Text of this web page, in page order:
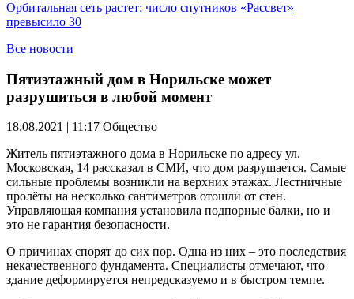
Орбитальная сеть растет: число спутников «Рассвет»
превысило 30
Все новости
Пятиэтажный дом в Норильске может
разрушиться в любой момент
18.08.2021 | 11:17 Общество
Житель пятиэтажного дома в Норильске по адресу ул.
Московская, 14 рассказал в СМИ, что дом разрушается. Самые
сильные проблемы возникли на верхних этажах. Лестничные
пролёты на несколько сантиметров отошли от стен.
Управляющая компания установила подпорные балки, но и
это не гарантия безопасности.
О причинах спорят до сих пор. Одна из них – это последствия
некачественного фундамента. Специалисты отмечают, что
здание деформируется непредсказуемо и в быстром темпе.